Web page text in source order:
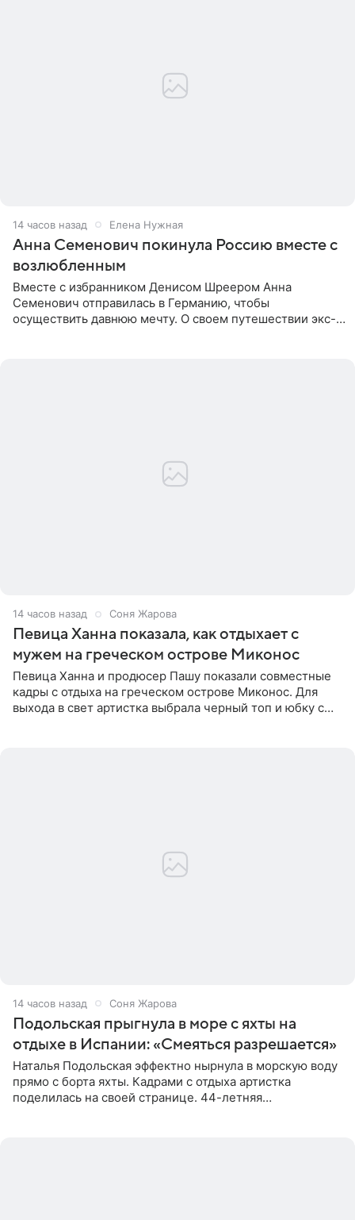
14 часов назад Елена Нужная
Анна Семенович покинула Россию вместе с
возлюбленным
Вместе с избранником Денисом Шреером Анна
Семенович отправилась в Германию, чтобы
осуществить давнюю мечту. О своем путешествии экс-
14 часов назад Соня Жарова
Певица Ханна показала, как отдыхает с
мужем на греческом острове Миконос
Певица Ханна и продюсер Пашу показали совместные
кадры с отдыха на греческом острове Миконос. Для
выхода в свет артистка выбрала черный топ и юбку с
14 часов назад Соня Жарова
Подольская прыгнула в море с яхты на
отдыхе в Испании: «Смеяться разрешается»
Наталья Подольская эффектно нырнула в морскую воду
прямо с борта яхты. Кадрами с отдыха артистка
поделилась на своей странице. 44-летняя